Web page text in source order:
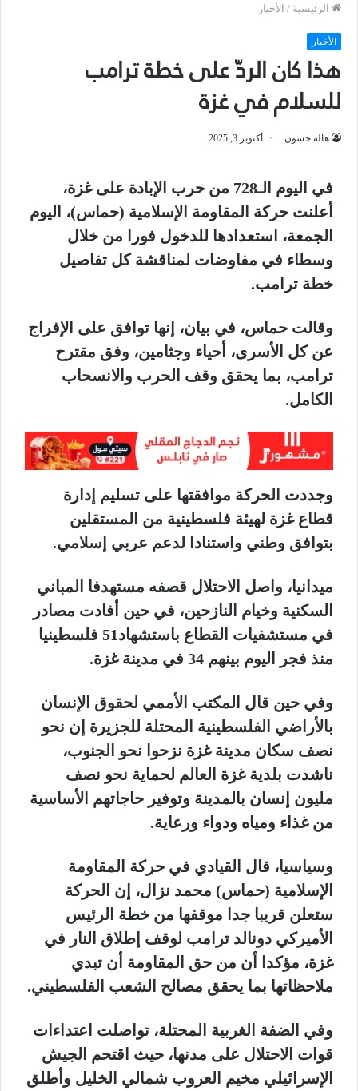
الرئيسية / الأخبار
الأخبار
هذا كان الردّ على خطة ترامب
للسلام في غزة
هالة حسون أكتوبر 3, 2025
في اليوم الـ728 من حرب الإبادة على غزة،
أعلنت حركة المقاومة الإسلامية (حماس)، اليوم
الجمعة، استعدادها للدخول فورا من خلال
وسطاء في مفاوضات لمناقشة كل تفاصيل
خطة ترامب.
وقالت حماس، في بيان، إنها توافق على الإفراج
عن كل الأسرى، أحياء وجثامين، وفق مقترح
ترامب، بما يحقق وقف الحرب والانسحاب
الكامل.
وجددت الحركة موافقتها على تسليم إدارة
قطاع غزة لهيئة فلسطينية من المستقلين
بتوافق وطني واستنادا لدعم عربي إسلامي.
ميدانيا، واصل الاحتلال قصفه مستهدفا المباني
السكنية وخيام النازحين، في حين أفادت مصادر
في مستشفيات القطاع باستشهاد51 فلسطينيا
منذ فجر اليوم بينهم 34 في مدينة غزة.
وفي حين قال المكتب الأممي لحقوق الإنسان
بالأراضي الفلسطينية المحتلة للجزيرة إن نحو
نصف سكان مدينة غزة نزحوا نحو الجنوب،
ناشدت بلدية غزة العالم لحماية نحو نصف
مليون إنسان بالمدينة وتوفير حاجاتهم الأساسية
من غذاء ومياه ودواء ورعاية.
وسياسيا، قال القيادي في حركة المقاومة
الإسلامية (حماس) محمد نزال، إن الحركة
ستعلن قريبا جدا موقفها من خطة الرئيس
الأميركي دونالد ترامب لوقف إطلاق النار في
غزة، مؤكدا أن من حق المقاومة أن تبدي
ملاحظاتها بما يحقق مصالح الشعب الفلسطيني.
وفي الضفة الغربية المحتلة، تواصلت اعتداءات
قوات الاحتلال على مدنها، حيث اقتحم الجيش
الإسرائيلي مخيم العروب شمالي الخليل وأطلق